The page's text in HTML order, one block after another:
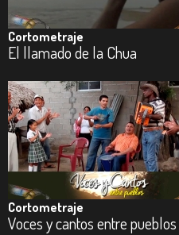
Cortometraje
El llamado de la Chua
Cortometraje
Voces y cantos entre pueblos